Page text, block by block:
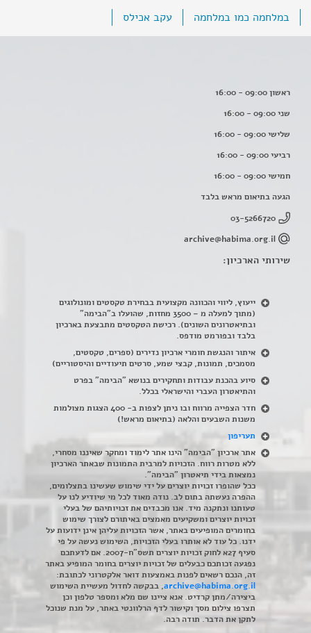
במלחמה כמו במלחמה עקב אכילס
ראשון 09:00 - 16:00
שני 09:00 - 16:00
שלישי 09:00 - 16:00
רביעי 09:00 - 16:00
חמישי 09:00 - 16:00
הגעה בתיאום מראש בלבד
03-5266720
archive@habima.org.il
שירותי הארכיון:
ייעוץ, ליווי והכוונה מקצועית בבחירת טקסטים ומונולוגים
(מתוך למעלה מ – 3500 מחזות, שהועלו ב"הבימה"
ובתיאטרונים השונים). רכישת הטקסטים מתבצעת בארכיון
בלבד ובפורמט מודפס.
איתור והנגשת חומרי ארכיון נדירים (ספרים, טקסטים,
מסמכים, תמונות, קבצי שמע, סרטים תיעודיים והיסטוריים)
סיוע בהכנת עבודות ותחקירים בנושא "הבימה" בפרט
והתיאטרון העברי והישראלי בכלל.
חדר הצפייה מרווח ובו ניתן לצפות ב- 400 הצגות מצולמות
משנות השבעים והלאה (בתיאום מראש!)
תעריפון
אתר ארכיון "הבימה" הינו אתר לימוד ומחקר שאיננו מסחרי,
ללא מטרות רווח. הזכויות למרבית התמונות שבאתר הארכיון
נמצאות בידי תיאטרון "הבימה".
ככל שהופרו זכויות יוצרים על ידי שימוש שעשינו בתצלומים,
ההפרה נעשתה בתום לב. נודה מאוד לכל מי שיודיע לנו על
טעותנו ונתקנה מיד. אנו מכבדים את זכויותיהם של בעלי
זכויות יוצרים ומשקיעים מאמצים באיתורם לצורך שימוש
בחומרים המופיעים באתר, אשר הזכויות עליהן אינן ידועות על
ידנו. כל עוד לא אותרו בעלי הזכויות, השימוש נעשה על פי
סעיף 27א לחוק זכויות יוצרים תשס"ח-2007. אם לדעתכם
נפגעה זכותכם כבעלים של זכויות יוצרים בחומר המופיע באתר
זה, הנכם רשאים לפנות באמצעות דואר אלקטרוני לכתובת:
archive@habima.org.il, בבקשה לחדול מעשיית השימוש
ביצירה/מתן קרדיט. אנא ציינו שם מלא ומספר טלפון וכן
תצרפו צילום מסך וקישור לדף הרלוונטי באתר, על מנת שנוכל
לתקן את הדבר. תודה רבה.